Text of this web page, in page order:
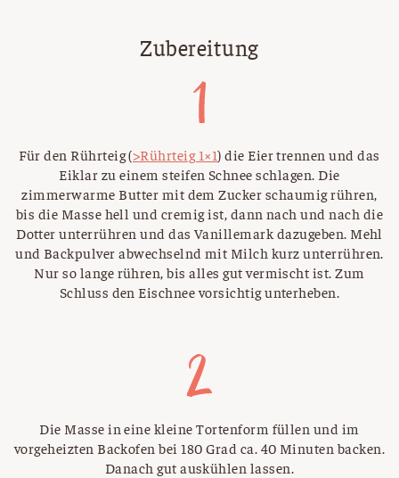
Zubereitung
Für den Rührteig (>Rührteig 1×1) die Eier trennen und das
Eiklar zu einem steifen Schnee schlagen. Die
zimmerwarme Butter mit dem Zucker schaumig rühren,
bis die Masse hell und cremig ist, dann nach und nach die
Dotter unterrühren und das Vanillemark dazugeben. Mehl
und Backpulver abwechselnd mit Milch kurz unterrühren.
Nur so lange rühren, bis alles gut vermischt ist. Zum
Schluss den Eischnee vorsichtig unterheben.
Die Masse in eine kleine Tortenform füllen und im
vorgeheizten Backofen bei 180 Grad ca. 40 Minuten backen.
Danach gut auskühlen lassen.